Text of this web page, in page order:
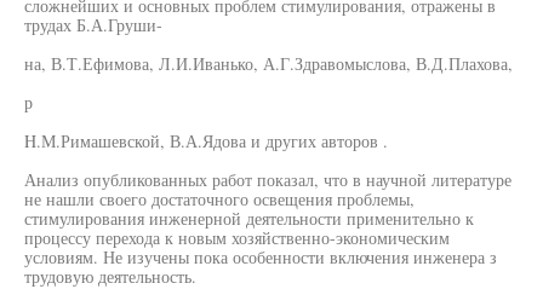
сложнейших и основных проблем стимулирования, отражены в
трудах Б.А.Груши-
на, В.Т.Ефимова, Л.И.Иванько, А.Г.Здравомыслова, В.Д.Плахова,
р
H.М.Римашевской, В.А.Ядова и других авторов .
Анализ опубликованных работ показал, что в научной литературе
не нашли своего достаточного освещения проблемы,
стимулирования инженерной деятельности применительно к
процессу перехода к новым хозяйственно-экономическим
условиям. Не изучены пока особенности включения инженера з
трудовую деятельность.